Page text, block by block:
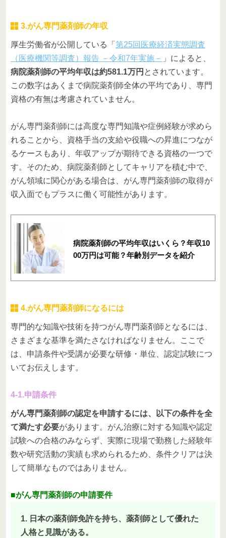
3.がん専門薬剤師の年収
厚生労働省が公開している「 第25回医療経済実態調査
（医療機関等調査）報告 －令和7年実施－ 」によると、
病院薬剤師の平均年収は約581.1万円 とされています。
この数字はあくまで病院薬剤師全体の平均であり、専門
資格の有無は考慮されていません。
がん専門薬剤師には高度な専門知識や症例経験が求めら
れることから、資格手当の支給や役職への昇進につなが
るケースもあり、年収アップが期待できる資格の一つで
す。そのため、病院薬剤師としてキャリアを積む中で、
がん領域に関心がある場合は、がん専門薬剤師の取得が
収入面でもプラスに働く可能性があります。
病院薬剤師の平均年収はいくら？年収10
00万円は可能？年齢別データを紹介
4.がん専門薬剤師になるには
専門的な知識や技術を持つがん専門薬剤師となるには、
さまざまな基準を満たさなければなりません。ここで
は、申請条件や受講が必要な研修・単位、認定試験につ
いてお伝えします。
4-1.申請条件
がん専門薬剤師の認定を申請するには、以下の条件を全
て満たす必要があります。がん治療に対する知識や認定
試験への合格のみならず、実際に現場で勤務した経験年
数や研究活動の実績も求められるため、条件クリアは決
して簡単なものではありません。
■がん専門薬剤師の申請要件
1. 日本の薬剤師免許を持ち、薬剤師として優れた
人格と見識がある。